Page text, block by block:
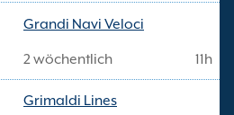
Grandi Navi Veloci
2 wöchentlich 11h
Grimaldi Lines